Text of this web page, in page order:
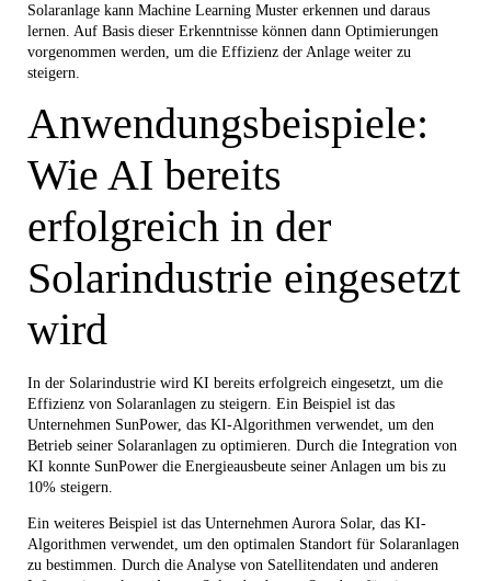
Solaranlage kann Machine Learning Muster erkennen und daraus
lernen. Auf Basis dieser Erkenntnisse können dann Optimierungen
vorgenommen werden, um die Effizienz der Anlage weiter zu
steigern.
Anwendungsbeispiele:
Wie AI bereits
erfolgreich in der
Solarindustrie eingesetzt
wird
In der Solarindustrie wird KI bereits erfolgreich eingesetzt, um die
Effizienz von Solaranlagen zu steigern. Ein Beispiel ist das
Unternehmen SunPower, das KI-Algorithmen verwendet, um den
Betrieb seiner Solaranlagen zu optimieren. Durch die Integration von
KI konnte SunPower die Energieausbeute seiner Anlagen um bis zu
10% steigern.
Ein weiteres Beispiel ist das Unternehmen Aurora Solar, das KI-
Algorithmen verwendet, um den optimalen Standort für Solaranlagen
zu bestimmen. Durch die Analyse von Satellitendaten und anderen